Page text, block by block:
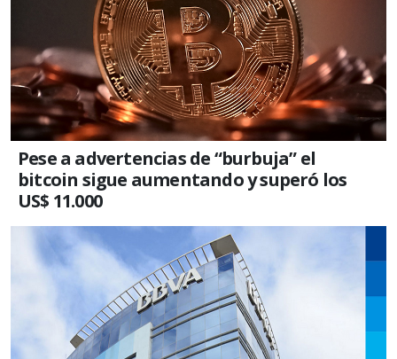
Pese a advertencias de “burbuja” el
bitcoin sigue aumentando y superó los
US$ 11.000